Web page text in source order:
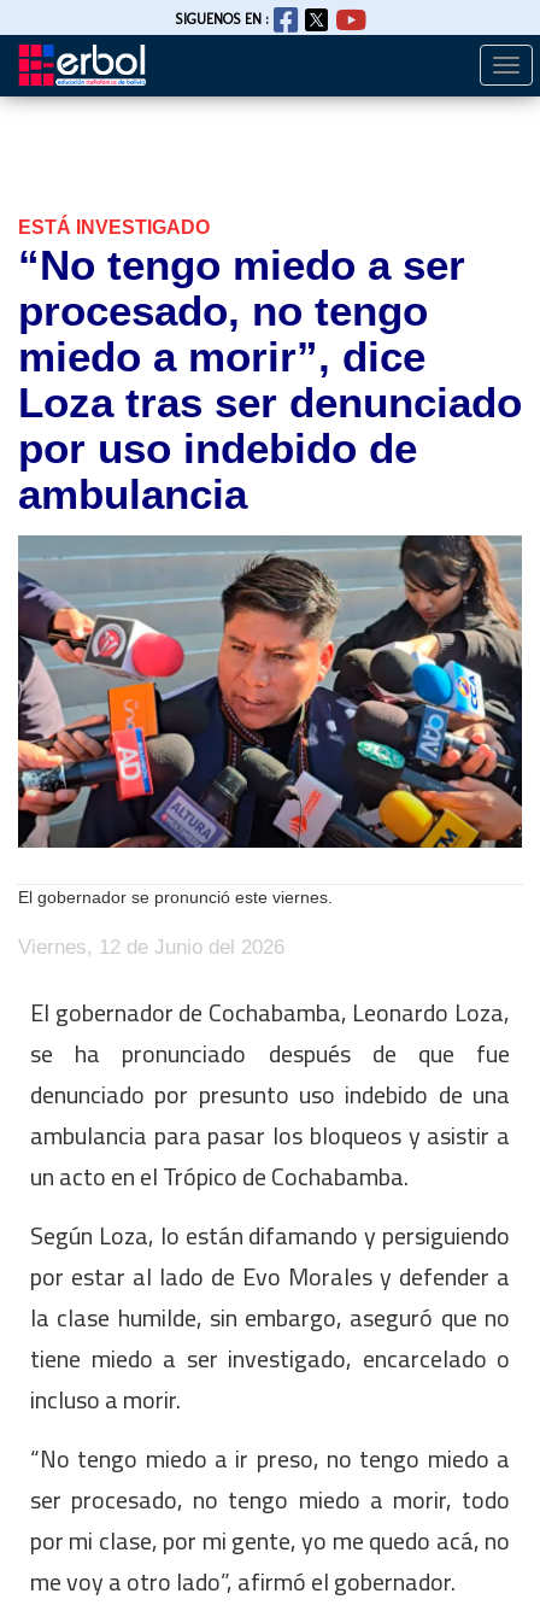
Pasar
SIGUENOS EN :
ESTÁ INVESTIGADO
“No tengo miedo a ser
procesado, no tengo
miedo a morir”, dice
Loza tras ser denunciado
por uso indebido de
ambulancia
El gobernador se pronunció este viernes.
Viernes, 12 de Junio del 2026
El gobernador de Cochabamba, Leonardo Loza,
se ha pronunciado después de que fue
denunciado por presunto uso indebido de una
ambulancia para pasar los bloqueos y asistir a
un acto en el Trópico de Cochabamba.
Según Loza, lo están difamando y persiguiendo
por estar al lado de Evo Morales y defender a
la clase humilde, sin embargo, aseguró que no
tiene miedo a ser investigado, encarcelado o
incluso a morir.
“No tengo miedo a ir preso, no tengo miedo a
ser procesado, no tengo miedo a morir, todo
por mi clase, por mi gente, yo me quedo acá, no
me voy a otro lado”, afirmó el gobernador.